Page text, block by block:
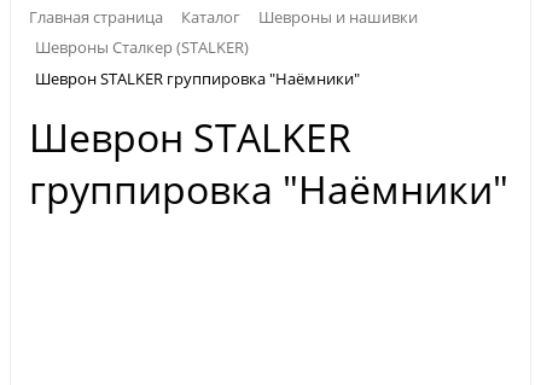
Главная страница Каталог
Шевроны и нашивки
Шевроны Сталкер (STALKER)
Шеврон STALKER группировка "Наёмники"
Шеврон STALKER
группировка "Наёмники"